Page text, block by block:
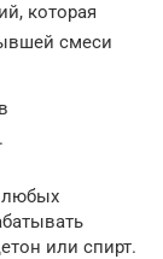
которая
смеси
любых
или спирт.